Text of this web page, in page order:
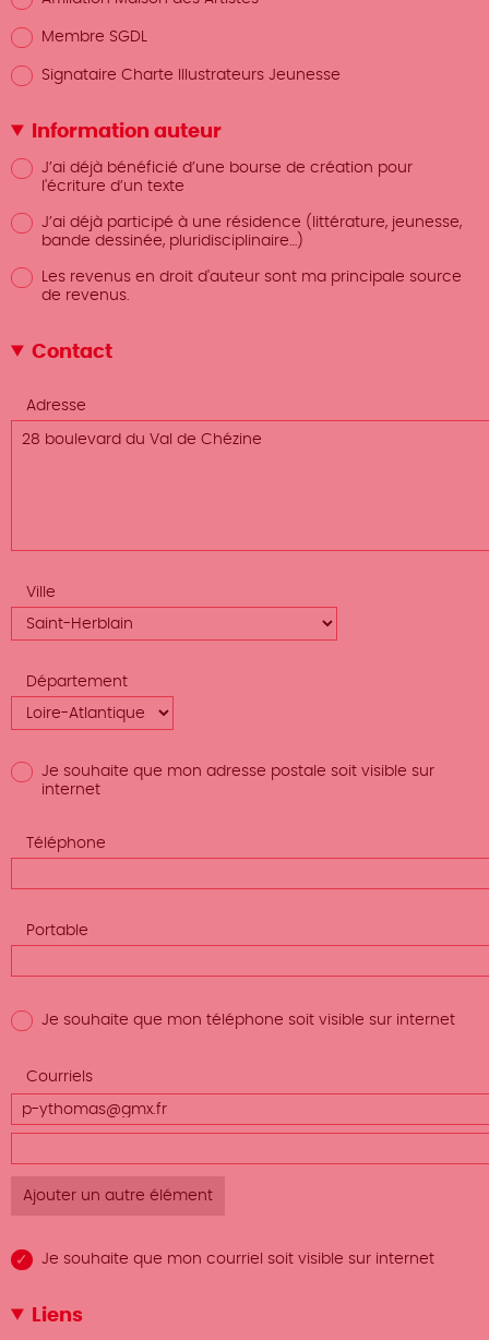
Membre SGDL
Signataire Charte Illustrateurs Jeunesse
Information auteur
J’ai déjà bénéficié d’une bourse de création pour
l'écriture d’un texte
J’ai déjà participé à une résidence (littérature, jeunesse,
bande dessinée, pluridisciplinaire…)
Les revenus en droit d'auteur sont ma principale source
de revenus.
Contact
Adresse
Ville
Département
Je souhaite que mon adresse postale soit visible sur
internet
Téléphone
Portable
Je souhaite que mon téléphone soit visible sur internet
Afficher
le poids
des
Courriels
Courriels
(valeur
1)
Je souhaite que mon courriel soit visible sur internet
Liens